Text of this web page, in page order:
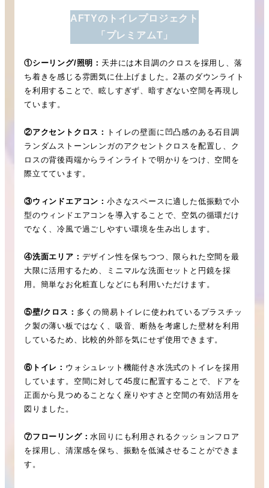
AFTYのトイレプロジェクト
「プレミアムT」
①シーリング/照明： 天井には木目調のクロスを採用し、落
ち着きを感じる雰囲気に仕上げました。2基のダウンライト
を利用することで、眩しすぎず、暗すぎない空間を再現し
ています。
②アクセントクロス：
トイレの壁面に凹凸感のある石目調
ランダムストーンレンガのアクセントクロスを配置し、ク
ロスの背後両端からラインライトで明かりをつけ、空間を
際立てています。
③ウィンドエアコン： 小さなスペースに適した低振動で小
型のウィンドエアコンを導入することで、空気の循環だけ
でなく、冷風で過ごしやすい環境を生み出します。
④洗面エリア： デザイン性を保ちつつ、限られた空間を最
大限に活用するため、ミニマルな洗面セットと円鏡を採
用。簡単なお化粧直しなどにも利用いただけます。
⑤壁/クロス： 多くの簡易トイレに使われているプラスチッ
ク製の薄い板ではなく、吸音、断熱を考慮した壁材を利用
しているため、比較的外部を気にせず使用できます。
⑥トイレ： ウォシュレット機能付き水洗式のトイレを採用
しています。空間に対して45度に配置することで、ドアを
正面から見つめることなく座りやすさと空間の有効活用を
図りました。
⑦フローリング：水回りにも利用されるクッションフロア
を採用し、清潔感を保ち、振動を低減させることができま
す。